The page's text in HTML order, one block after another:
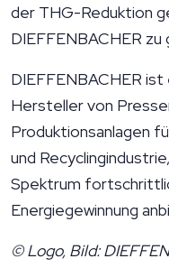
der THG-Reduktion
DIEFFENBACHER zu
DIEFFENBACHER
Hersteller von
Produktionsanlagen
und
Spektrum
Energiegewinnung
© Logo, Bild: